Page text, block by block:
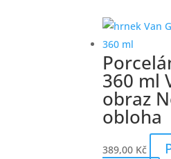
360 ml
obraz
obloha
389,00 Kč